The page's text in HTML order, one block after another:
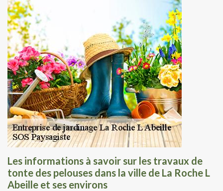
Les informations à savoir sur les travaux de
tonte des pelouses dans la ville de La Roche L
Abeille et ses environs